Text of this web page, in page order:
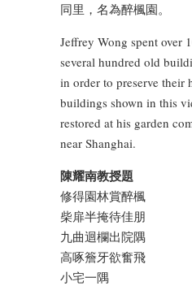
同里，名為醉楓園。
Jeffrey Wong spent over
several hundred old
in order to preserve their
buildings shown in this
restored at his garden
near Shanghai.
陳耀南教授題
修得園林賞醉楓
柴扉半掩待佳朋
九曲迴欄出院隅
高啄簷牙欲奮飛
小宅一隅